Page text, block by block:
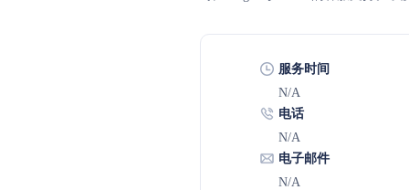
服务时间
N/A
电话
N/A
电子邮件
N/A